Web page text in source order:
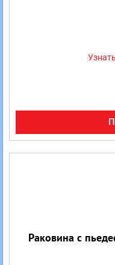
Раковина с